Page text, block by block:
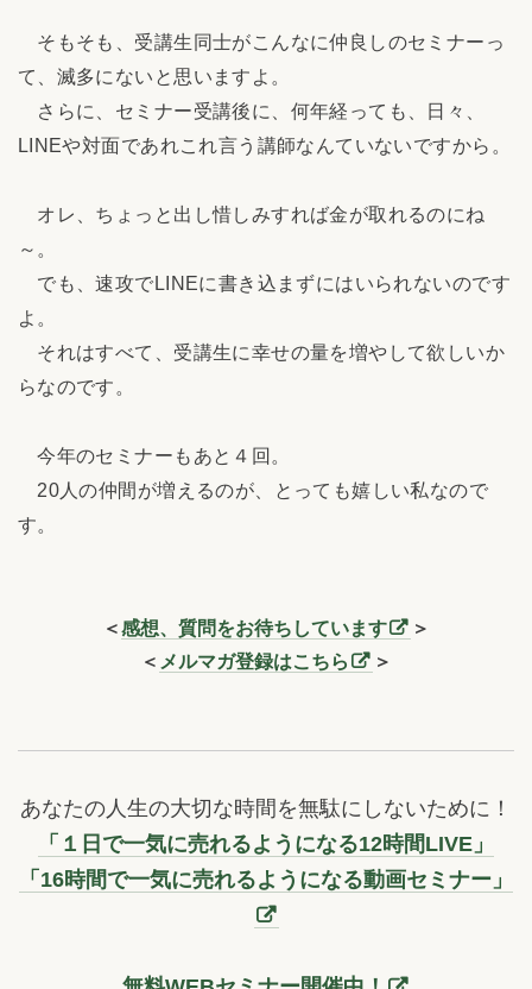
そもそも、受講生同士がこんなに仲良しのセミナーっ
て、滅多にないと思いますよ。
さらに、セミナー受講後に、何年経っても、日々、
LINEや対面であれこれ言う講師なんていないですから。
オレ、ちょっと出し惜しみすれば金が取れるのにね
～。
でも、速攻でLINEに書き込まずにはいられないのです
よ。
それはすべて、受講生に幸せの量を増やして欲しいか
らなのです。
今年のセミナーもあと４回。
20人の仲間が増えるのが、とっても嬉しい私なので
す。
＜感想、質問をお待ちしています
＞
＜ メルマガ登録はこちら ＞
あなたの人生の大切な時間を無駄にしないために！
「１日で一気に売れるようになる12時間LIVE」
「16時間で一気に売れるようになる動画セミナー」